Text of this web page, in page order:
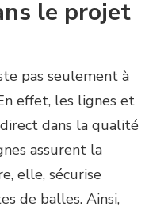
ET
UNE
RÉNOVATION
DE
TENNIS
HYÈRES
?
le projet
pas seulement à
effet, les lignes et
dans la qualité
assurent la
elle, sécurise
de balles. Ainsi,